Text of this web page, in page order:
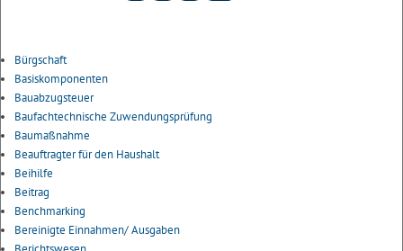
Bürgschaft
Basiskomponenten
Bauabzugsteuer
Baufachtechnische Zuwendungsprüfung
Baumaßnahme
Beauftragter für den Haushalt
Beihilfe
Beitrag
Benchmarking
Bereinigte Einnahmen/ Ausgaben